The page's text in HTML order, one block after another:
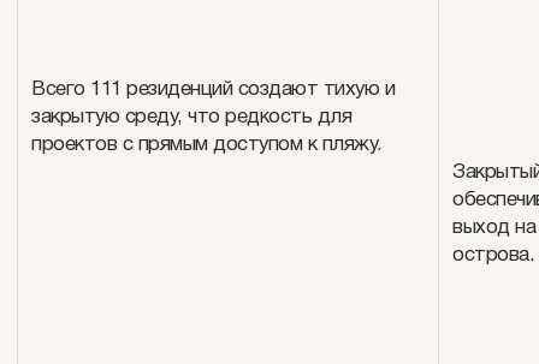
Всего 111 резиденций создают тихую и
закрытую среду, что редкость для
проектов с прямым доступом к пляжу.
выход на
острова.